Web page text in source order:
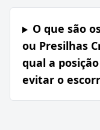
O que são
ou Presilhas
qual a
evitar o